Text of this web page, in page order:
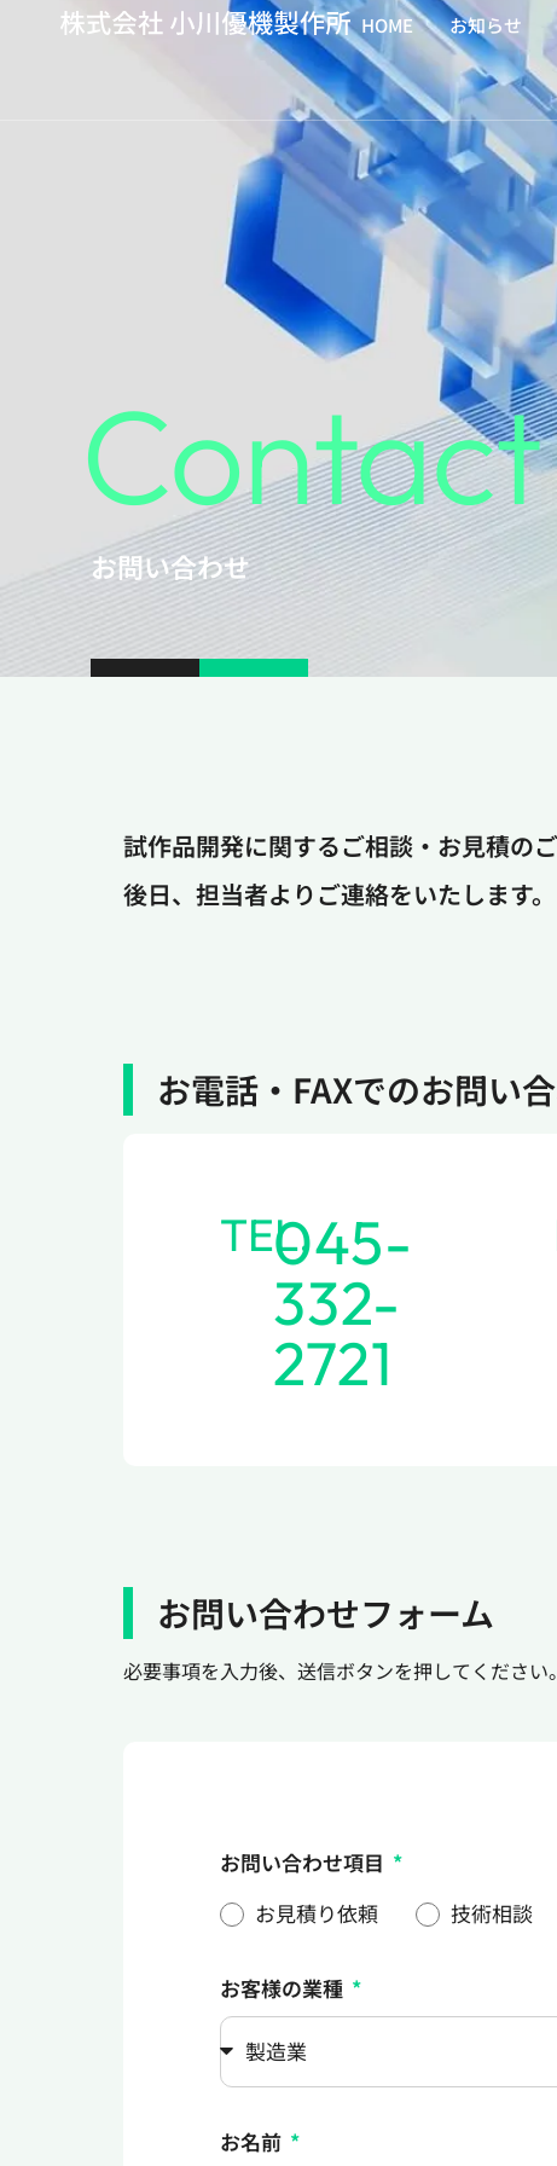
HOME お知らせ
HOME お知らせ
お問い合わせ
試作品開発に関するご相談・お見積の
後日、担当者よりご連絡をいたします。
お電話・FAXでのお問い
TEL.045-
332-
2721
お問い合わせフォーム
必要事項を入力後、送信ボタンを押してください。
お問い合わせ項目
お見積り依頼
技術相談
お客様の業種
お名前